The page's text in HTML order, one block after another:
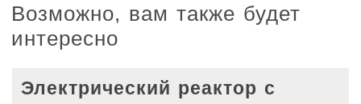
Возможно, вам также будет
интересно
Электрический реактор с